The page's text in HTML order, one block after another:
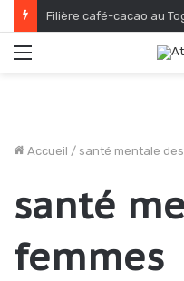
Accueil / santé mentale
santé
femmes